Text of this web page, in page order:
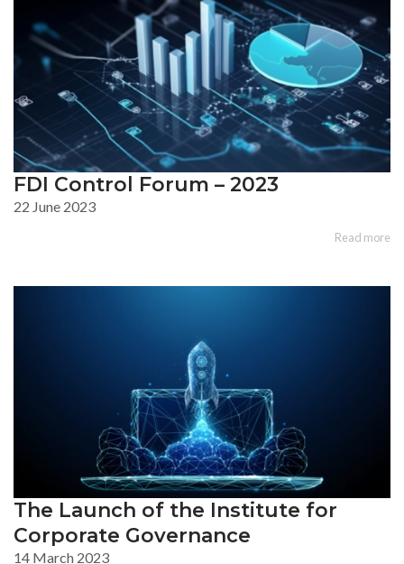
FDI Control Forum – 2023
22 June 2023
Read more
The Launch of the Institute for
Corporate Governance
14 March 2023